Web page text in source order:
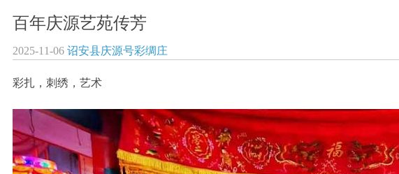
百年庆源艺苑传芳
2025-11-06 诏安县庆源号彩绸庄
彩扎，刺绣，艺术